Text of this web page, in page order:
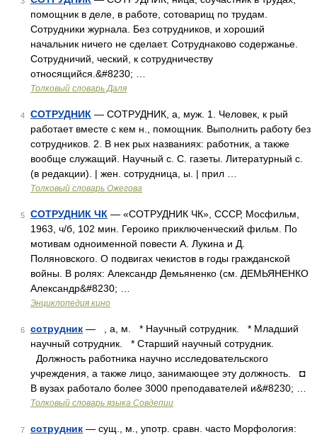
помощник в деле, в работе, сотоварищ по трудам.
Сотрудники журнала. Без сотрудников, и хороший
начальник ничего не сделает. Сотруднаково содержанье.
Сотрудничий, ческий, к сотрудничеству
относящийся.&#8230; …
Толковый словарь Даля
4 СОТРУДНИК — СОТРУДНИК, а, муж. 1. Человек, к рый
работает вместе с кем н., помощник. Выполнить работу без
сотрудников. 2. В нек рых названиях: работник, а также
вообще служащий. Научный с. С. газеты. Литературный с.
(в редакции). | жен. сотрудница, ы. | прил …
Толковый словарь Ожегова
5 СОТРУДНИК ЧК — «СОТРУДНИК ЧК», СССР, Мосфильм,
1963, ч/б, 102 мин. Героико приключенческий фильм. По
мотивам одноименной повести А. Лукина и Д.
Поляновского. О подвигах чекистов в годы гражданской
войны. В ролях: Александр Демьяненко (см. ДЕМЬЯНЕНКО
Александр&#8230; …
Энциклопедия кино
6 сотрудник — , а, м. * Научный сотрудник. * Младший
научный сотрудник. * Старший научный сотрудник.
Должность работника научно исследовательского
учреждения, а также лицо, занимающее эту должность. ◘
В вузах работало более 3000 преподавателей и&#8230; …
Толковый словарь языка Совдепии
7 сотрудник — сущ., м., употр. сравн. часто Морфология: